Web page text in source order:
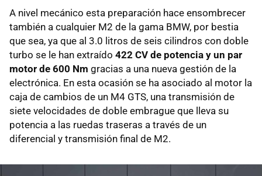
A nivel mecánico esta preparación hace ensombrecer
también a cualquier M2 de la gama BMW, por bestia
que sea, ya que al 3.0 litros de seis cilindros con doble
turbo se le han extraído 422 CV de potencia y un par
motor de 600 Nm gracias a una nueva gestión de la
electrónica. En esta ocasión se ha asociado al motor la
caja de cambios de un M4 GTS, una transmisión de
siete velocidades de doble embrague que lleva su
potencia a las ruedas traseras a través de un
diferencial y transmisión final de M2.